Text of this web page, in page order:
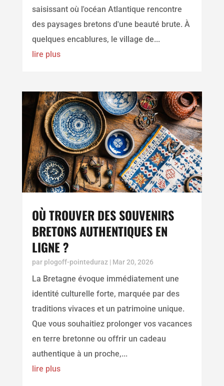
saisissant où l'océan Atlantique rencontre
des paysages bretons d'une beauté brute. À
quelques encablures, le village de...
lire plus
OÙ TROUVER DES SOUVENIRS
BRETONS AUTHENTIQUES EN
LIGNE ?
par plogoff-pointeduraz| Mar 20, 2026
La Bretagne évoque immédiatement une
identité culturelle forte, marquée par des
traditions vivaces et un patrimoine unique.
Que vous souhaitiez prolonger vos vacances
en terre bretonne ou offrir un cadeau
authentique à un proche,...
lire plus